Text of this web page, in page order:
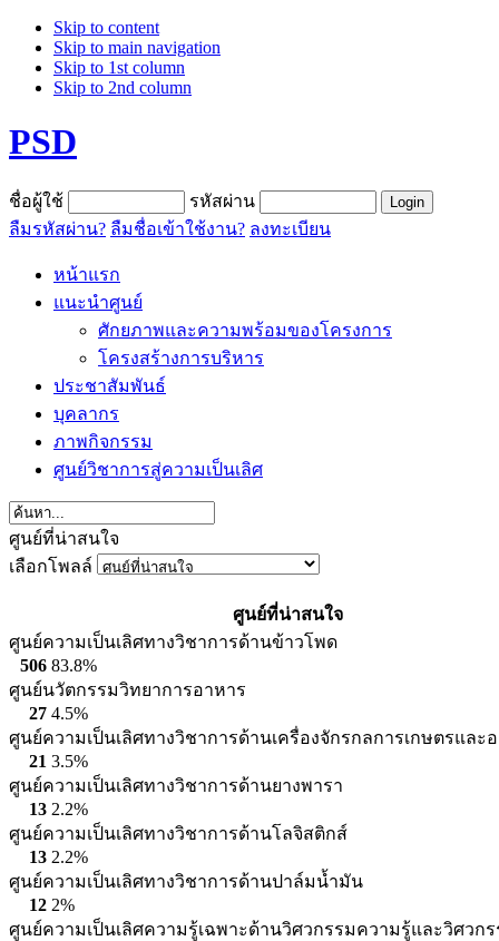
Skip to content
Skip to main navigation
Skip to 1st column
Skip to 2nd column
PSD
ชื่อผู้ใช้
รหัสผ่าน
ลืมรหัสผ่าน? ลืมชื่อเข้าใช้งาน? ลงทะเบียน
หน้าแรก
แนะนำศูนย์
ศักยภาพและความพร้อมของโครงการ
โครงสร้างการบริหาร
ประชาสัมพันธ์
บุคลากร
ภาพกิจกรรม
ศูนย์วิชาการสู่ความเป็นเลิศ
ศูนย์ที่น่าสนใจ
เลือกโพลล์
ศูนย์ที่น่าสนใจ
ศูนย์ความเป็นเลิศทางวิชาการด้านข้าวโพด
506 83.8%
ศูนย์นวัตกรรมวิทยาการอาหาร
27 4.5%
ศูนย์ความเป็นเลิศทางวิชาการด้านเครื่องจักรกลการเกษตรและ
21 3.5%
ศูนย์ความเป็นเลิศทางวิชาการด้านยางพารา
13 2.2%
ศูนย์ความเป็นเลิศทางวิชาการด้านโลจิสติกส์
13 2.2%
ศูนย์ความเป็นเลิศทางวิชาการด้านปาล์มน้ำมัน
12 2%
ศูนย์ความเป็นเลิศความรู้เฉพาะด้านวิศวกรรมความรู้และวิศวก